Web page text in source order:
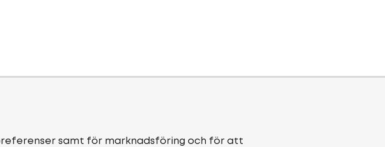
samt för marknadsföring och för att